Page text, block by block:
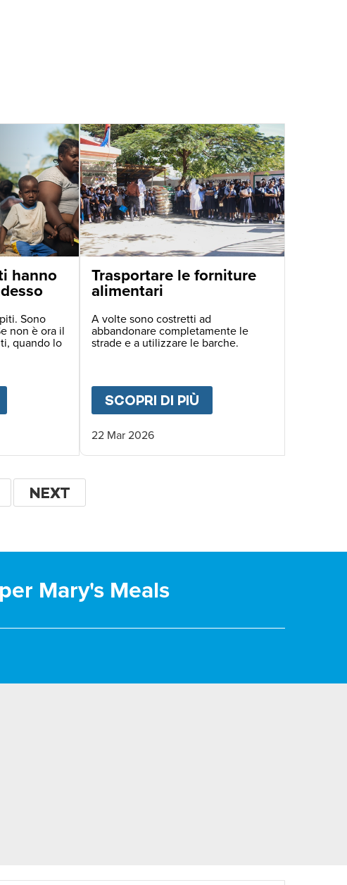
ORE DI OGGI
FONDATORE.
hanno
Sono
non è ora il
quando lo
I BAMBINI DI HAITI HANNO BISOGNO DI NOI
Trasportare le forniture
alimentari
A volte sono costretti ad
abbandonare completamente le
strade e a utilizzare le barche.
SCOPRI DI PIÙ
22 Mar 2026
PAGINA
NEXT
Mary's Meals